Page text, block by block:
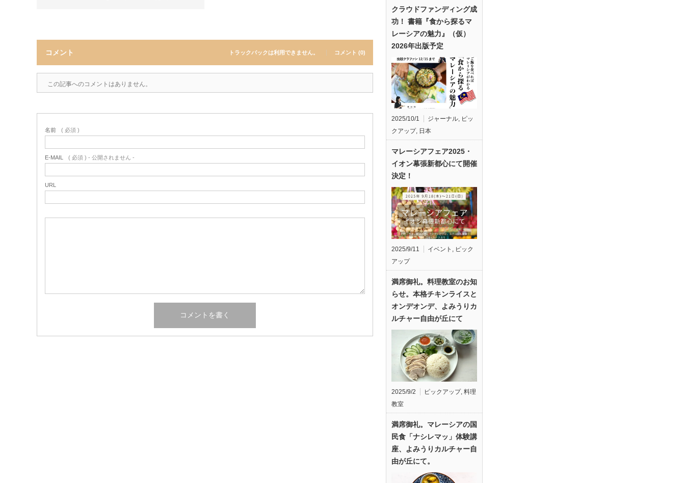
コメント トラックバックは利用できません。 コメント (0)
この記事へのコメントはありません。
名前 ( 必須 )
E-MAIL ( 必須 ) - 公開されません -
URL
クラウドファンディング成
功！ 書籍『食から探るマ
レーシアの魅力』（仮）
2026年出版予定
2025/10/1 ジャーナル, ピッ
クアップ, 日本
マレーシアフェア2025・
イオン幕張新都心にて開催
決定！
2025/9/11 イベント , ピック
アップ
満席御礼。料理教室のお知
らせ。本格チキンライスと
オンデオンデ、よみうりカ
ルチャー自由が丘にて
2025/9/2 ピックアップ, 料理
教室
満席御礼。マレーシアの国
民食「ナシレマッ」体験講
座、よみうりカルチャー自
由が丘にて。